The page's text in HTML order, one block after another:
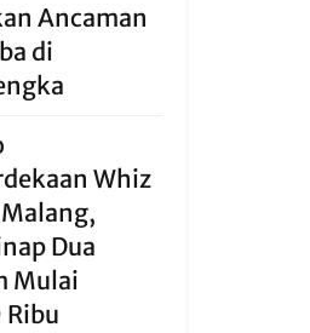
Ancaman
di
Whiz
Dua
Mulai
Ribu